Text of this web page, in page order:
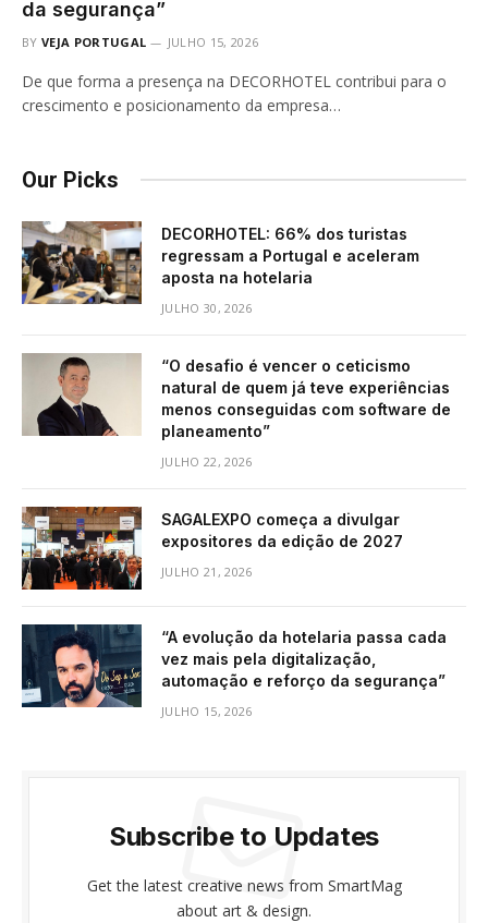
da segurança”
BY VEJA PORTUGAL JULHO 15, 2026
De que forma a presença na DECORHOTEL contribui para o
crescimento e posicionamento da empresa…
Our Picks
DECORHOTEL: 66% dos turistas
regressam a Portugal e aceleram
aposta na hotelaria
JULHO 30, 2026
“O desafio é vencer o ceticismo
natural de quem já teve experiências
menos conseguidas com software de
planeamento”
JULHO 22, 2026
SAGALEXPO começa a divulgar
expositores da edição de 2027
JULHO 21, 2026
“A evolução da hotelaria passa cada
vez mais pela digitalização,
automação e reforço da segurança”
JULHO 15, 2026
Subscribe to Updates
Get the latest creative news from SmartMag
about art & design.